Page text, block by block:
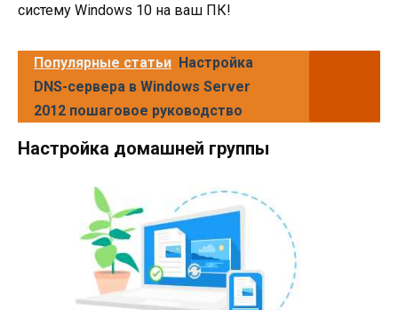
систему Windows 10 на ваш ПК!
Популярные статьи Настройка
DNS-сервера в Windows Server
2012 пошаговое руководство
Настройка домашней группы